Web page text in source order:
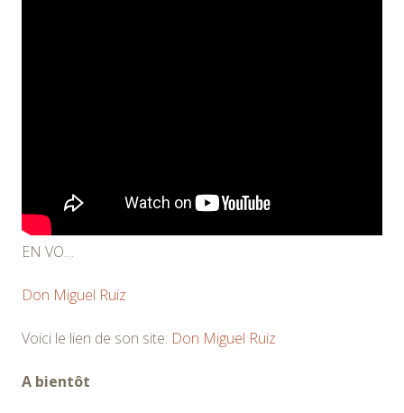
EN VO…
Don Miguel Ruiz
Voici le lien de son site: Don Miguel Ruiz
A bientôt